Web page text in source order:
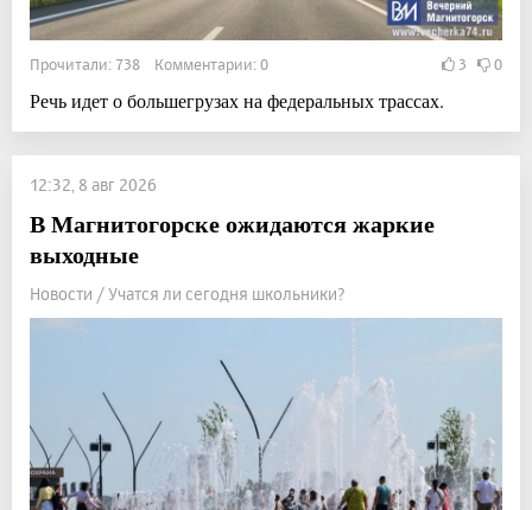
Прочитали: 738 Комментарии: 0 3 0
Речь идет о большегрузах на федеральных трассах.
12:32, 8 авг 2026
В Магнитогорске ожидаются жаркие
выходные
Новости / Учатся ли сегодня школьники?